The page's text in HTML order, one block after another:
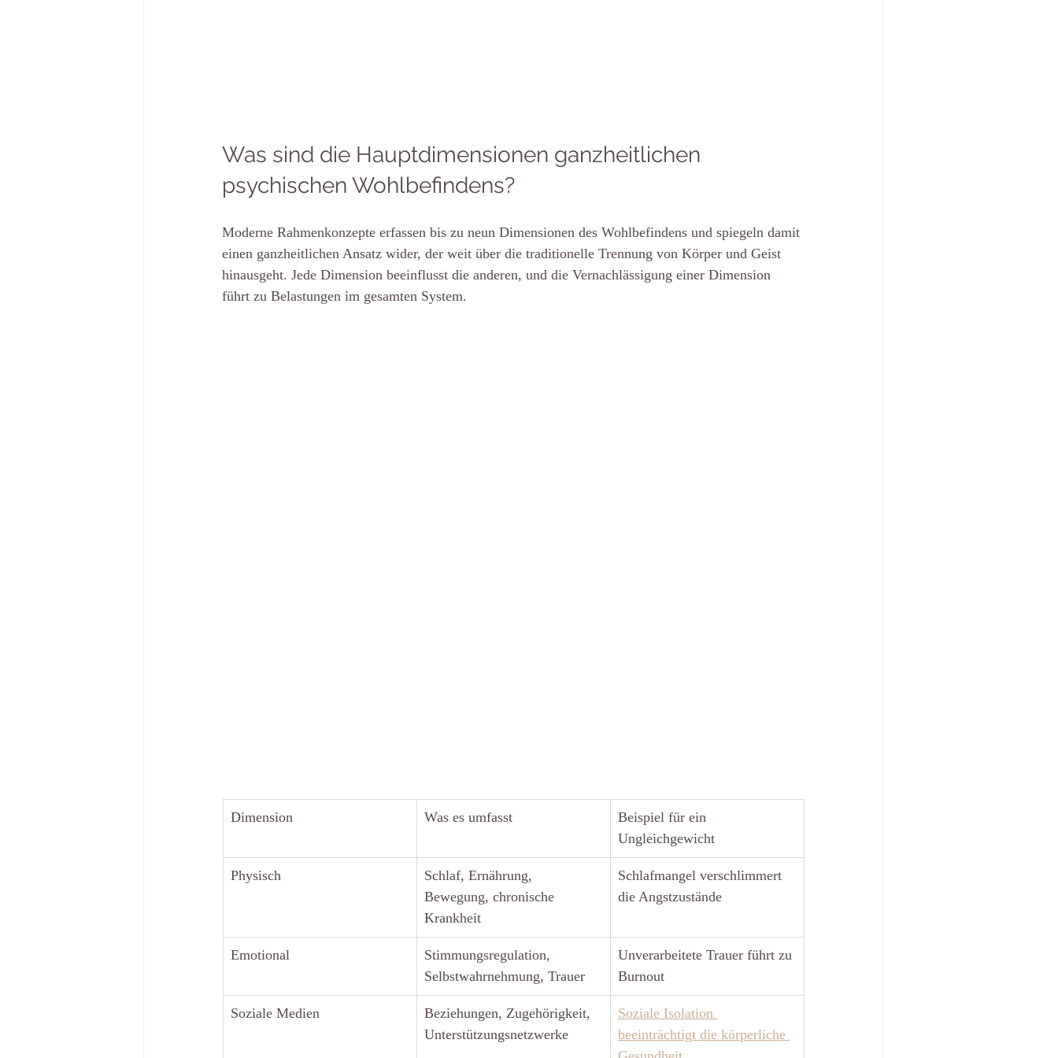
Was sind die Hauptdimensionen ganzheitlichen
psychischen Wohlbefindens?
Moderne Rahmenkonzepte erfassen bis zu neun Dimensionen des Wohlbefindens und spiegeln damit
einen ganzheitlichen Ansatz wider, der weit über die traditionelle Trennung von Körper und Geist
hinausgeht. Jede Dimension beeinflusst die anderen, und die Vernachlässigung einer Dimension
führt zu Belastungen im gesamten System.
Dimension Was es umfasst
Beispiel für ein
Ungleichgewicht
Physisch
Schlaf, Ernährung,
Bewegung, chronische
Krankheit
Schlafmangel verschlimmert
die Angstzustände
Emotional
Stimmungsregulation,
Selbstwahrnehmung, Trauer
Unverarbeitete Trauer führt zu
Burnout
Soziale Medien
Beziehungen, Zugehörigkeit,
Unterstützungsnetzwerke
Soziale Isolation
beeinträchtigt die körperliche